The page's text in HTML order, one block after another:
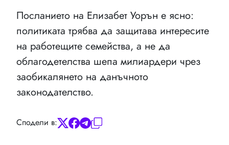
Посланието на Елизабет Уорън е ясно:
политиката трябва да защитава интересите
на работещите семейства, а не да
облагодетелства шепа милиардери чрез
заобикалянето на данъчното
законодателство.
Сподели в: